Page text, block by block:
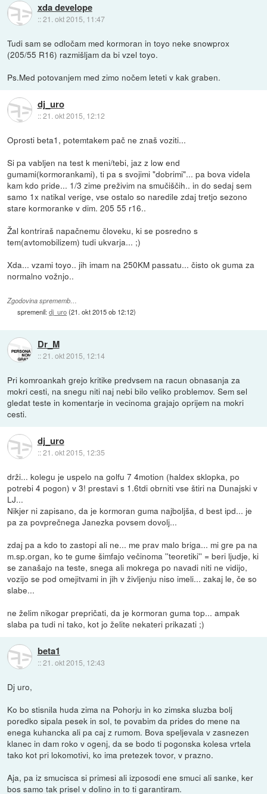
xda develope
::21. okt 2015, 11:47
Tudi sam se odločam med kormoran in toyo neke snowprox
(205/55 R16) razmišljam da bi vzel toyo.
Ps.Med potovanjem med zimo nočem leteti v kak graben.
dj_uro
::21. okt 2015, 12:12
Oprosti beta1, potemtakem pač ne znaš voziti...
Si pa vabljen na test k meni/tebi, jaz z low end
gumami(kormorankami), ti pa s svojimi "dobrimi"... pa bova videla
kam kdo pride... 1/3 zime preživim na smučiščih.. in do sedaj sem
samo 1x natikal verige, vse ostalo so naredile zdaj tretjo sezono
stare kormoranke v dim. 205 55 r16..
Žal kontriraš napačnemu človeku, ki se posredno s
tem(avtomobilizem) tudi ukvarja... ;)
Xda... vzami toyo.. jih imam na 250KM passatu... čisto ok guma za
normalno vožnjo..
Zgodovina sprememb…
spremenil:dj_uro(21. okt 2015 ob 12:12)
Dr_M
::21. okt 2015, 12:14
Pri komroankah grejo kritike predvsem na racun obnasanja za
mokri cesti, na snegu niti naj nebi bilo veliko problemov. Sem sel
gledat teste in komentarje in vecinoma grajajo oprijem na mokri
cesti.
dj_uro
::21. okt 2015, 12:35
drži... kolegu je uspelo na golfu 7 4motion (haldex sklopka, po
potrebi 4 pogon) v 3! prestavi s 1.6tdi obrniti vse štiri na Dunajski v
LJ...
Nikjer ni zapisano, da je kormoran guma najboljša, d best ipd... je
pa za povprečnega Janezka povsem dovolj...
zdaj pa a kdo to zastopi ali ne... me prav malo briga... mi gre pa na
m.sp.organ, ko te gume šimfajo večinoma ''teoretiki'' = beri ljudje, ki
se zanašajo na teste, snega ali mokrega po navadi niti ne vidijo,
vozijo se pod omejitvami in jih v življenju niso imeli... zakaj le, če so
slabe...
ne želim nikogar prepričati, da je kormoran guma top... ampak
slaba pa tudi ni tako, kot jo želite nekateri prikazati ;)
beta1
::21. okt 2015, 12:43
Dj uro,
Ko bo stisnila huda zima na Pohorju in ko zimska sluzba bolj
poredko sipala pesek in sol, te povabim da prides do mene na
enega kuhancka ali pa caj z rumom. Bova speljevala v zasnezen
klanec in dam roko v ogenj, da se bodo ti pogonska kolesa vrtela
tako kot pri lokomotivi, ko ima pretezek tovor, v prazno.
Aja, pa iz smucisca si primesi ali izposodi ene smuci ali sanke, ker
bos samo tak prisel v dolino in to ti garantiram.